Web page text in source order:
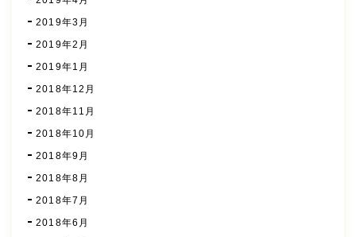
2019年3月
2019年2月
2019年1月
2018年12月
2018年11月
2018年10月
2018年9月
2018年8月
2018年7月
2018年6月